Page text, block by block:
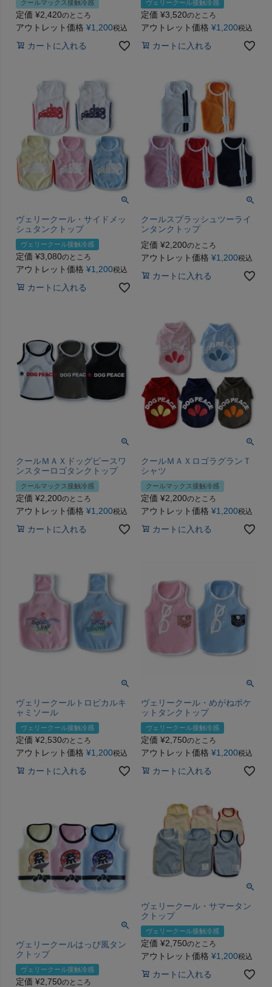
クールマックス接触冷感
定価 ¥2,420のところ
アウトレット価格 ¥1,200税込
カートに入れる
ヴェリークール接触冷感
定価 ¥3,520のところ
アウトレット価格 ¥1,200税込
カートに入れる
ヴェリークール・サイドメッ
シュタンクトップ
ヴェリークール接触冷感
定価 ¥3,080のところ
アウトレット価格 ¥1,200税込
カートに入れる
クールスプラッシュツーライ
ンタンクトップ
定価 ¥2,200のところ
アウトレット価格 ¥1,200税込
カートに入れる
クールＭＡＸドッグピースワ
ンスターロゴタンクトップ
クールマックス接触冷感
定価 ¥2,200のところ
アウトレット価格 ¥1,200税込
カートに入れる
クールＭＡＸロゴラグランＴ
シャツ
クールマックス接触冷感
定価 ¥2,200のところ
アウトレット価格 ¥1,200税込
カートに入れる
ヴェリークールトロピカルキ
ャミソール
ヴェリークール接触冷感
定価 ¥2,530のところ
アウトレット価格 ¥1,200税込
カートに入れる
ヴェリークール・めがねポケ
ットタンクトップ
ヴェリークール接触冷感
定価 ¥2,750のところ
アウトレット価格 ¥1,200税込
カートに入れる
ヴェリークールはっぴ風タン
クトップ
ヴェリークール接触冷感
定価 ¥2,750のところ
ヴェリークール・サマータン
クトップ
ヴェリークール接触冷感
定価 ¥2,750のところ
アウトレット価格 ¥1,200税込
カートに入れる